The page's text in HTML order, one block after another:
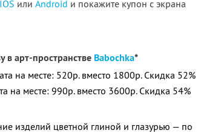
IOS или Android и покажите купон с экрана
в арт-пространстве Babochka*
на месте: 520р. вместо 1800р. Скидка 52%
на месте: 990р. вместо 3600р. Скидка 54%
изделий цветной глиной и глазурью — по